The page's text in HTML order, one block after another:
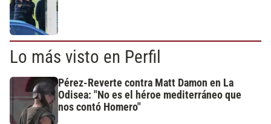
Lo más visto en Perfil
Pérez-Reverte contra Matt Damon en La
Odisea: "No es el héroe mediterráneo que
nos contó Homero"